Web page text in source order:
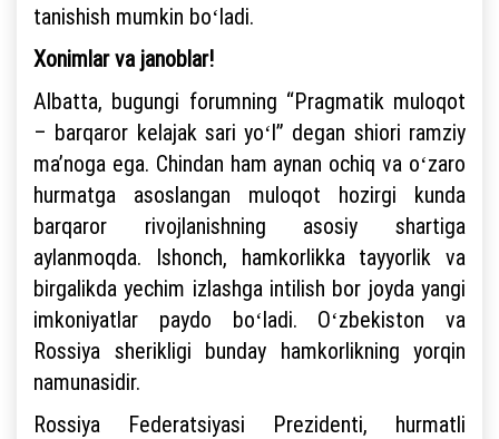
tanishish mumkin boʻladi.
Xonimlar va janoblar!
Albatta, bugungi forumning “Pragmatik muloqot
– barqaror kelajak sari yoʻl” degan shiori ramziy
maʼnoga ega. Chindan ham aynan ochiq va oʻzaro
hurmatga asoslangan muloqot hozirgi kunda
barqaror rivojlanishning asosiy shartiga
aylanmoqda. Ishonch, hamkorlikka tayyorlik va
birgalikda yechim izlashga intilish bor joyda yangi
imkoniyatlar paydo boʻladi. Oʻzbekiston va
Rossiya sherikligi bunday hamkorlikning yorqin
namunasidir.
Rossiya Federatsiyasi Prezidenti, hurmatli